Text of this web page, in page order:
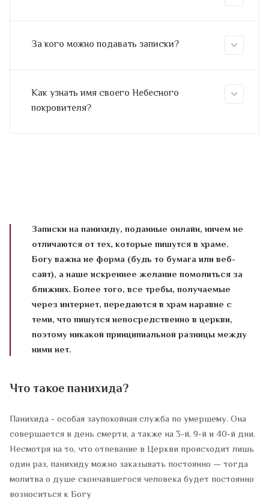
За кого можно подавать записки?
Как узнать имя своего Небесного
покровителя?
Записки на панихиду, поданные онлайн, ничем не
отличаются от тех, которые пишутся в храме.
Богу важна не форма (будь то бумага или веб-
сайт), а наше искреннее желание помолиться за
ближних. Более того, все требы, получаемые
через интернет, передаются в храм наравне с
теми, что пишутся непосредственно в церкви,
поэтому никакой принципиальной разницы между
ними нет.
Что такое панихида?
Панихида - особая заупокойная служба по умершему. Она
совершается в день смерти, а также на 3-й, 9-й и 40-й дни.
Несмотря на то, что отпевание в Церкви происходит лишь
один раз, панихиду можно заказывать постоянно — тогда
молитва о душе скончавшегося человека будет постоянно
возноситься к Богу